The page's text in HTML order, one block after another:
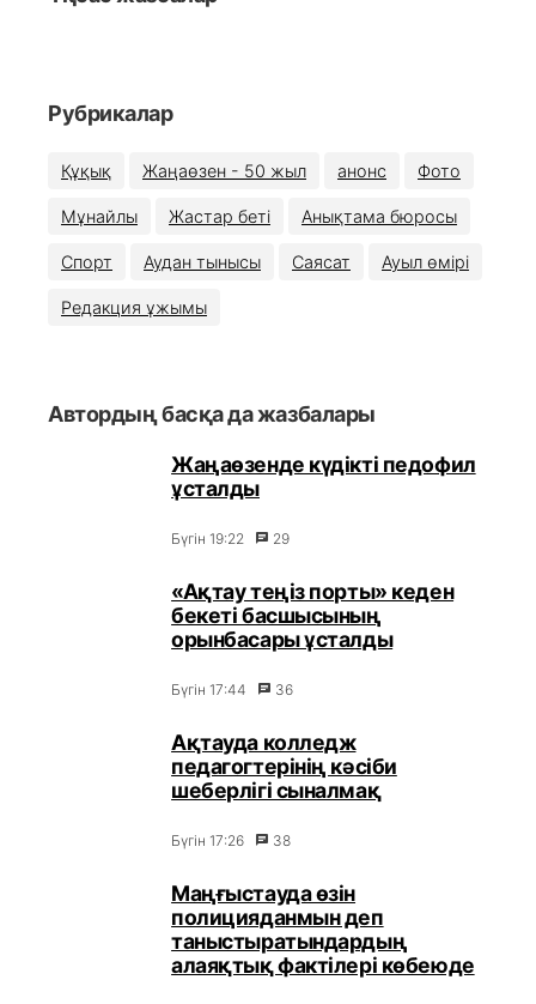
Рубрикалар
Құқық Жаңаөзен - 50 жыл анонс Фото
Мұнайлы Жастар беті Анықтама бюросы
Спорт Аудан тынысы Саясат Ауыл өмірі
Редакция ұжымы
Автордың басқа да жазбалары
Жаңаөзенде күдікті педофил
ұсталды
Бүгін 19:22 29
«Ақтау теңіз порты» кеден
бекеті басшысының
орынбасары ұсталды
Бүгін 17:44 36
Ақтауда колледж
педагогтерінің кәсіби
шеберлігі сыналмақ
Бүгін 17:26 38
Маңғыстауда өзін
полицияданмын деп
таныстыратындардың
алаяқтық фактілері көбеюде